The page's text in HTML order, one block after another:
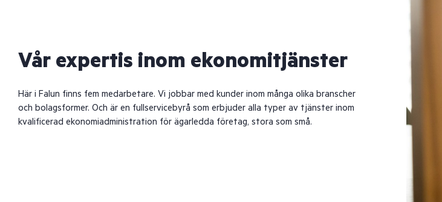
Vår expertis inom ekonomitjänster
Här i Falun finns fem medarbetare. Vi jobbar med kunder inom många olika branscher
och bolagsformer. Och är en fullservicebyrå som erbjuder alla typer av tjänster inom
kvalificerad ekonomiadministration för ägarledda företag, stora som små.